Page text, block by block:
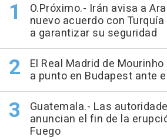
O.Próximo.- Irán avisa a
nuevo acuerdo con
a garantizar su seguridad
El Real Madrid de
a punto en Budapest ante
Guatemala.- Las
anuncian el fin de la
Fuego